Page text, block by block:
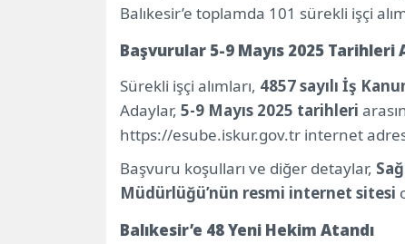
Balıkesir’e toplamda 101 sürekli işçi
Başvurular 5-9 Mayıs 2025 Tarihleri
Sürekli işçi alımları, 4857 sayılı İş
Adaylar, 5-9 Mayıs 2025 tarihleri
https://esube.iskur.gov.tr internet
Başvuru koşulları ve diğer detaylar,
Müdürlüğü’nün resmi internet sitesi
Balıkesir’e 48 Yeni Hekim Atandı